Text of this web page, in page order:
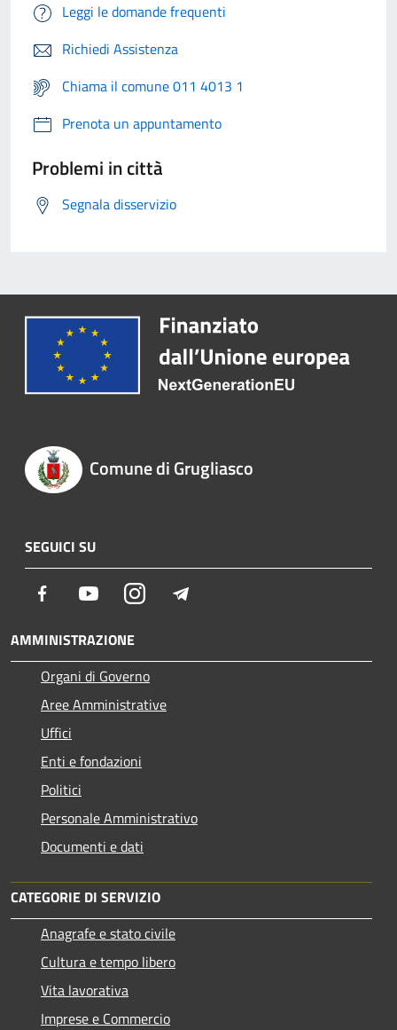
Leggi le domande frequenti
Richiedi Assistenza
Chiama il comune 011 4013 1
Prenota un appuntamento
Problemi in città
Segnala disservizio
Comune di Grugliasco
SEGUICI SU
Facebook YoutubeInstagram
AMMINISTRAZIONE
Organi di Governo
Aree Amministrative
Uffici
Enti e fondazioni
Politici
Personale Amministrativo
Documenti e dati
CATEGORIE DI SERVIZIO
Anagrafe e stato civile
Cultura e tempo libero
Vita lavorativa
Imprese e Commercio